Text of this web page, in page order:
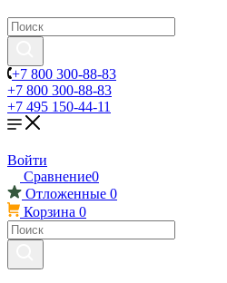
+7 800 300-88-83
+7 800 300-88-83
+7 495 150-44-11
Войти
Сравнение0
Отложенные 0
Корзина 0